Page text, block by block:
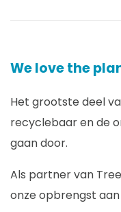
We love the
Het grootste deel
recyclebaar en de
gaan door.
Als partner van
onze opbrengst